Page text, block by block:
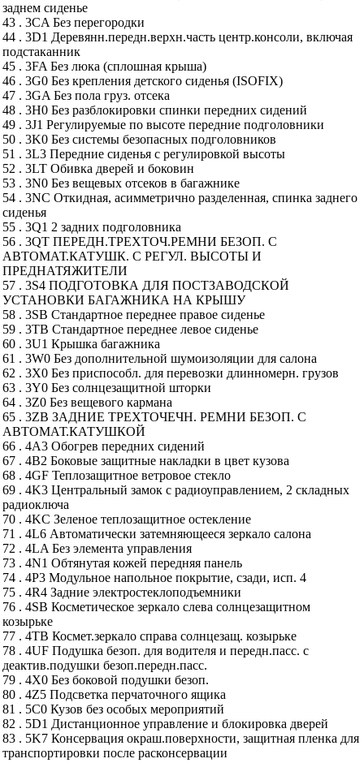
заднем сиденье
43 . 3CA Без перегородки
44 . 3D1 Деревянн.передн.верхн.часть центр.консоли, включая
подстаканник
45 . 3FA Без люка (сплошная крыша)
46 . 3G0 Без крепления детского сиденья (ISOFIX)
47 . 3GA Без пола груз. отсека
48 . 3H0 Без разблокировки спинки передних сидений
49 . 3J1 Регулируемые по высоте передние подголовники
50 . 3K0 Без системы безопасных подголовников
51 . 3L3 Передние сиденья с регулировкой высоты
52 . 3LT Обивка дверей и боковин
53 . 3N0 Без вещевых отсеков в багажнике
54 . 3NC Откидная, асимметрично разделенная, спинка заднего
сиденья
55 . 3Q1 2 задних подголовника
56 . 3QT ПЕРЕДН.ТРЕХТОЧ.РЕМНИ БЕЗОП. С
АВТОМАТ.КАТУШК. С РЕГУЛ. ВЫСОТЫ И
ПРЕДНАТЯЖИТЕЛИ
57 . 3S4 ПОДГОТОВКА ДЛЯ ПОСТЗАВОДСКОЙ
УСТАНОВКИ БАГАЖНИКА НА КРЫШУ
58 . 3SB Стандартное переднее правое сиденье
59 . 3TB Стандартное переднее левое сиденье
60 . 3U1 Крышка багажника
61 . 3W0 Без дополнительной шумоизоляции для салона
62 . 3X0 Без приспособл. для перевозки длинномерн. грузов
63 . 3Y0 Без солнцезащитной шторки
64 . 3Z0 Без вещевого кармана
65 . 3ZB ЗАДНИЕ ТРЕХТОЧЕЧН. РЕМНИ БЕЗОП. С
АВТОМАТ.КАТУШКОЙ
66 . 4A3 Обогрев передних сидений
67 . 4B2 Боковые защитные накладки в цвет кузова
68 . 4GF Теплозащитное ветровое стекло
69 . 4K3 Центральный замок с радиоуправлением, 2 складных
радиоключа
70 . 4KC Зеленое теплозащитное остекление
71 . 4L6 Автоматически затемняющееся зеркало салона
72 . 4LA Без элемента управления
73 . 4N1 Обтянутая кожей передняя панель
74 . 4P3 Модульное напольное покрытие, сзади, исп. 4
75 . 4R4 Задние электростеклоподъемники
76 . 4SB Косметическое зеркало слева солнцезащитном
козырьке
77 . 4TB Космет.зеркало справа солнцезащ. козырьке
78 . 4UF Подушка безоп. для водителя и передн.пасс. с
деактив.подушки безоп.передн.пасс.
79 . 4X0 Без боковой подушки безоп.
80 . 4Z5 Подсветка перчаточного ящика
81 . 5C0 Кузов без особых мероприятий
82 . 5D1 Дистанционное управление и блокировка дверей
83 . 5K7 Консервация окраш.поверхности, защитная пленка для
транспортировки после расконсервации